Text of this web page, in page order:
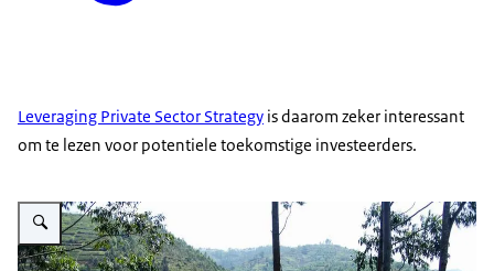
Leveraging Private Sector Strategy is daarom zeker interessant
om te lezen voor potentiele toekomstige investeerders.
Vergroot afbeelding Rwanda agriculture